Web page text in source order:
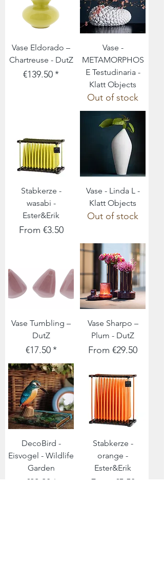
Vase Eldorado –
Chartreuse - DutZ
Price
€139.50
Vase -
METAMORPHOS
E Testudinaria -
Klatt Objects
Out of stock
Stabkerze -
wasabi -
Ester&Erik
From €3.50
Sale Price
Vase - Linda L -
Klatt Objects
Out of stock
Vase Tumbling –
DutZ
Price
€17.50
Vase Sharpo –
Plum - DutZ
From €29.50
Sale Price
DecoBird -
Eisvogel - Wildlife
Garden
Price
€29.90
Stabkerze -
orange -
Ester&Erik
From €5.50
Sale Price